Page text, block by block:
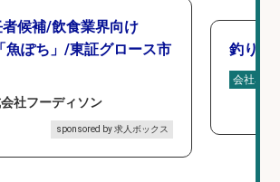
者候補/飲食業界向け
魚ぽち」/東証グロース市
社フーディソン
sponsored by 求人ボックス
釣り具
会社名